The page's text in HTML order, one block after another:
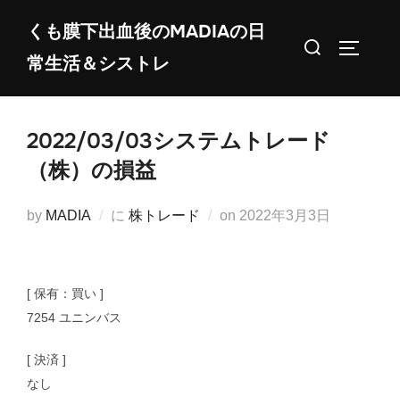
くも膜下出血後のMADIAの日
常生活＆シストレ
検
2022/03/03システムトレード
（株）の損益
by MADIA に 株トレード on 投
2022年3月3日
[ 保有：買い ]
7254 ユニンバス
[ 決済 ]
なし